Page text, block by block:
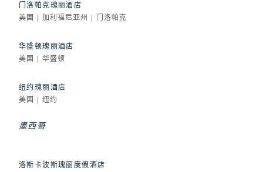
门洛帕克瑰丽酒店
美国 | 加利福尼亚州 | 门洛帕克
华盛顿瑰丽酒店
美国 | 华盛顿
纽约瑰丽酒店
美国 | 纽约
墨西哥
洛斯卡波斯瑰丽度假酒店